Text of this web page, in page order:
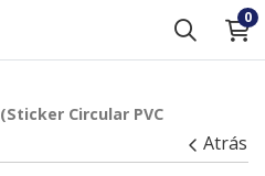
0
(Sticker Circular PVC
Atrás